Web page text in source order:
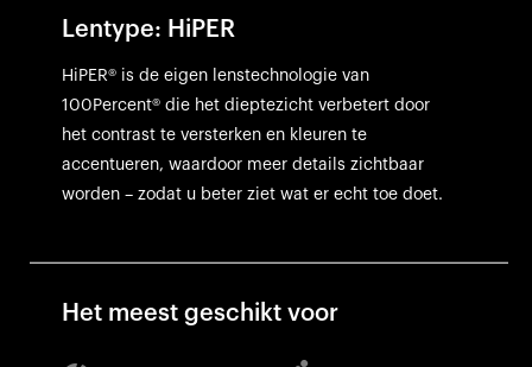
Lentype: HiPER
HiPER® is de eigen lenstechnologie van
100Percent® die het dieptezicht verbetert door
het contrast te versterken en kleuren te
accentueren, waardoor meer details zichtbaar
worden – zodat u beter ziet wat er echt toe doet.
Het meest geschikt voor